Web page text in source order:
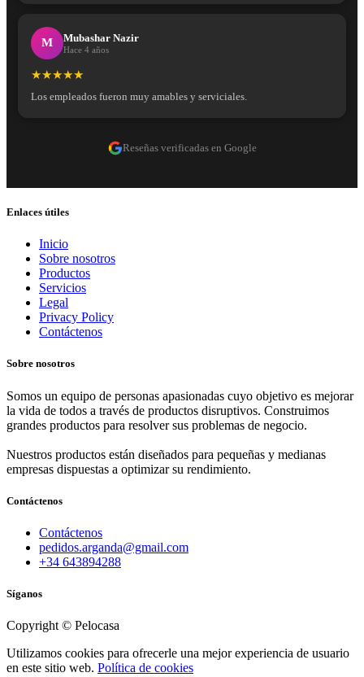
M Mubashar Nazir
Hace 4 años
★★★★★
Los empleados fueron muy amables y serviciales.
Reseñas verificadas en Google
Enlaces útiles
Inicio
Sobre nosotros
Productos
Servicios
Legal
Privacy Policy
Contáctenos
Sobre nosotros
Somos un equipo de personas apasionadas cuyo objetivo es mejorar
la vida de todos a través de productos disruptivos. Construimos
grandes productos para resolver sus problemas de negocio.
Nuestros productos están diseñados para pequeñas y medianas
empresas dispuestas a optimizar su rendimiento.
Contáctenos
Contáctenos
pedidos.arganda@gmail.com
+34 643894288
Síganos
Copyright © Pelocasa
Utilizamos cookies para ofrecerle una mejor experiencia de usuario
en este sitio web. Política de cookies